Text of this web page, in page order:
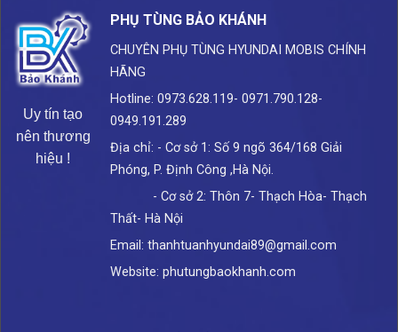
Uy tín tạo
nên thương
hiệu !
PHỤ TÙNG BẢO KHÁNH
CHUYÊN PHỤ TÙNG HYUNDAI MOBIS CHÍNH
HÃNG
Hotline: 0973.628.119- 0971.790.128-
0949.191.289
Địa chỉ: - Cơ sở 1: Số 9 ngõ 364/168 Giải
Phóng, P. Định Công ,Hà Nội.
- Cơ sở 2: Thôn 7- Thạch Hòa- Thạch
Thất- Hà Nội
Email: thanhtuanhyundai89@gmail.com
Website: phutungbaokhanh.com